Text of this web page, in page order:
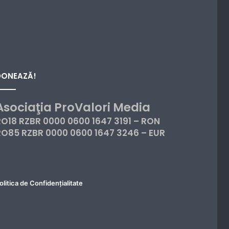
ProValori Media
RZBR 0000 0600 1647 3191 – RON
RZBR 0000 0600 1647 3246 – EUR
de Confidențialitate